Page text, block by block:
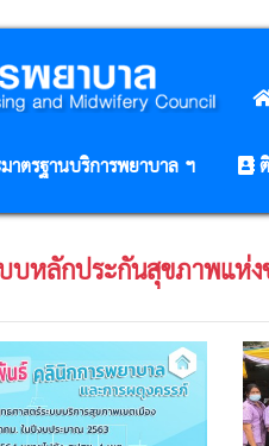
ตรฐานบริการพยาบาล ฯ
บหลักประกันสุขภาพแห่